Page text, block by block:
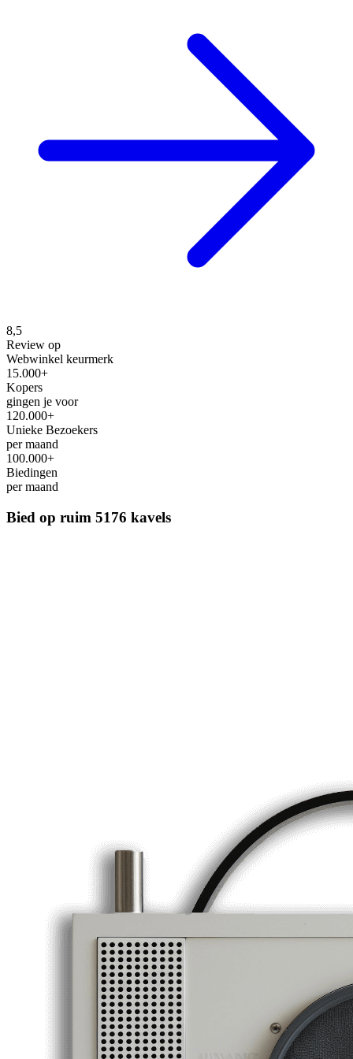
8,5
Review op
Webwinkel keurmerk
15.000+
Kopers
gingen je voor
120.000+
Unieke Bezoekers
per maand
100.000+
Biedingen
per maand
Bied op ruim 5176 kavels